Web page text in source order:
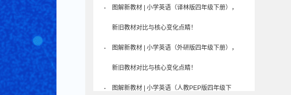
图解新教材 | 小学英语（译林版四年级下册），
新旧教材对比与核心变化点睛！
图解新教材 | 小学英语（外研版四年级下册），
新旧教材对比与核心变化点睛！
图解新教材 | 小学英语（人教PEP版四年级下